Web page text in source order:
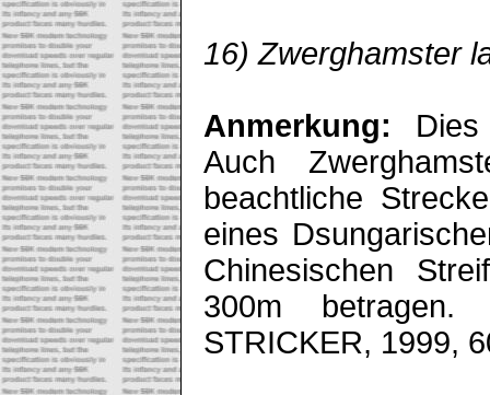
16) Zwerghamster
Anmerkung: Dies
Auch
beachtliche
eines
Chinesischen
300m
STRICKER, 1999,